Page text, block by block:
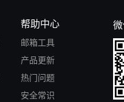
帮助中心
邮箱工具
产品更新
热门问题
安全常识